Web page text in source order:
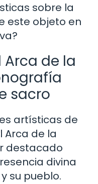
sobre la
este objeto en
de la
sacro
artísticas de
Arca de la
destacado
divina
su pueblo.